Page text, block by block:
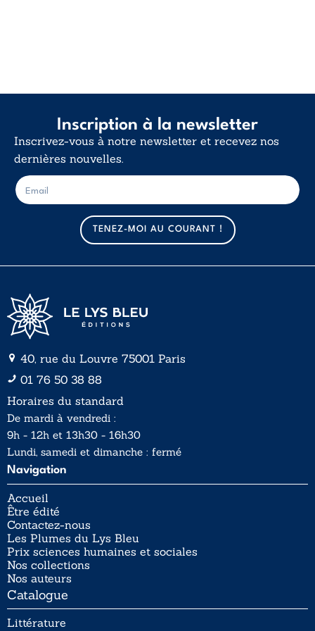
Inscription à la newsletter
Inscrivez-vous à notre newsletter et recevez nos
dernières nouvelles.
m
a
i
l
E
-
m
TENEZ-MOI AU COURANT !
40, rue du Louvre 75001 Paris
01 76 50 38 88
Horaires du standard
De mardi à vendredi :
9h - 12h et 13h30 - 16h30
Lundi, samedi et dimanche : fermé
Navigation
Accueil
Être édité
Contactez-nous
Les Plumes du Lys Bleu
Prix sciences humaines et sociales
Nos collections
Nos auteurs
Catalogue
Littérature